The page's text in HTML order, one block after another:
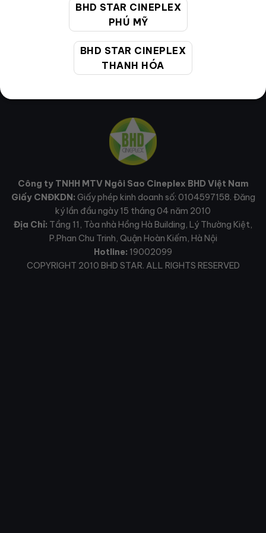
BHD STAR CINEPLEX
PHÚ MỸ
BHD STAR CINEPLEX
THANH HÓA
MẠNG XÃ HỘI
Công ty TNHH MTV Ngôi Sao Cineplex BHD Việt Nam
Giấy CNĐKDN: Giấy phép kinh doanh số: 0104597158. Đăng
ký lần đầu ngày 15 tháng 04 năm 2010
Địa Chỉ: Tầng 11, Tòa nhà Hồng Hà Building, Lý Thường Kiệt,
P.Phan Chu Trinh, Quận Hoàn Kiếm, Hà Nội
Hotline: 19002099
COPYRIGHT 2010 BHD STAR. ALL RIGHTS RESERVED